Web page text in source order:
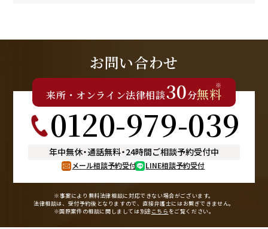
お問い合わせ
来所 ・ オンライン法律相談30分無料
※
0120-979-039
年中無休・通話無料・24時間ご相談予約受付中
メール相談予約受付 LINE相談予約受付
※事案により無料法律相談に対応できない場合がございます。
法律相談は、受付予約後となりますので、 直接弁護士にはお繋ぎできません。
※国際案件の相談に関しましては別途こちら をご覧ください。